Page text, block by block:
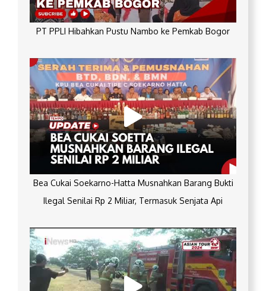
PT PPLI Hibahkan Pustu Nambo ke Pemkab Bogor
Bea Cukai Soekarno-Hatta Musnahkan Barang Bukti
Ilegal Senilai Rp 2 Miliar, Termasuk Senjata Api